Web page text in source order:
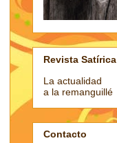
Revista Satírica
La actualidad
a la remanguillé
Contacto